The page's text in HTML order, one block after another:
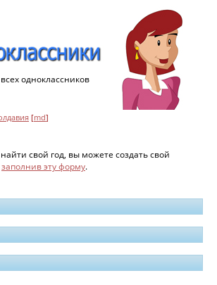
одноклассников
[md]
свой год, вы можете создать свой
заполнив эту форму.